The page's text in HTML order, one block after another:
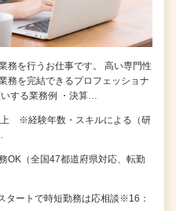
務を行うお仕事です。 高い専門性
務を完結できるプロフェッショナ
する業務例 ・決算…
※経験年数・スキルによる（研
OK（全国47都道府県対応、転勤
タートで時短勤務は応相談※16：